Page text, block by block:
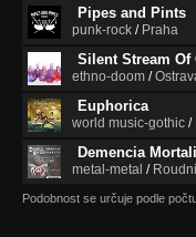
Pipes and Pints
punk-rock / Praha
Silent Stream Of
ethno-doom /
Euphorica
world music-gothic /
Demencia
metal-metal /
Podobnost se určuje podle